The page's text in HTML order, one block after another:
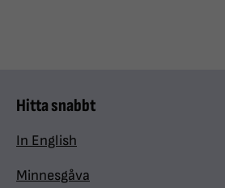
Hitta snabbt
In English
Minnesgåva